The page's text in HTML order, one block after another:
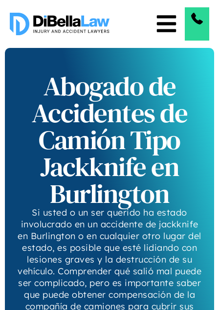
Abogado de
Accidentes de
Camión Tipo
Jackknife en
Burlington
Si usted o un ser querido ha estado
involucrado en un accidente de jackknife
en Burlington o en cualquier otro lugar del
estado, es posible que esté lidiando con
lesiones graves y la destrucción de su
vehículo. Comprender qué salió mal puede
ser complicado, pero es importante saber
que puede obtener compensación de la
compañía de camiones para cubrir sus